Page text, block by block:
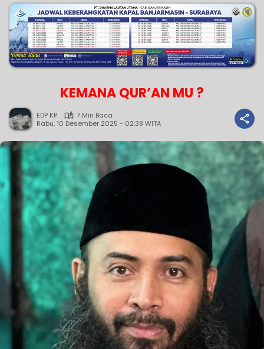
KEMANA QUR’AN MU ?
EDP KP
7 Min Baca
Rabu, 10 Desember 2025 - 02:38 WITA